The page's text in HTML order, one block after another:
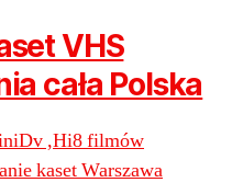
VHS
cała Polska
,Hi8 filmów
kaset Warszawa